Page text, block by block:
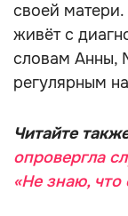
своей
живёт с
словам Анны,
регулярным
Читайте
опровергла
«Не знаю,